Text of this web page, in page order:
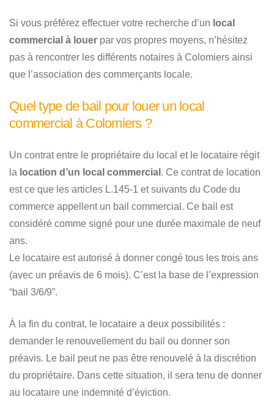
Si vous préférez effectuer votre recherche d’un local
commercial à louer par vos propres moyens, n’hésitez
pas à rencontrer les différents notaires à Colomiers ainsi
que l’association des commerçants locale.
Quel type de bail pour louer un local
commercial à Colomiers ?
Un contrat entre le propriétaire du local et le locataire régit
la location d’un local commercial . Ce contrat de location
est ce que les articles L.145-1 et suivants du Code du
commerce appellent un bail commercial. Ce bail est
considéré comme signé pour une durée maximale de neuf
ans.
Le locataire est autorisé à donner congé tous les trois ans
(avec un préavis de 6 mois). C’est la base de l’expression
“bail 3/6/9”.
À la fin du contrat, le locataire a deux possibilités :
demander le renouvellement du bail ou donner son
préavis. Le bail peut ne pas être renouvelé à la discrétion
du propriétaire. Dans cette situation, il sera tenu de donner
au locataire une indemnité d’éviction.